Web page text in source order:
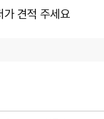
가 견적 주세요